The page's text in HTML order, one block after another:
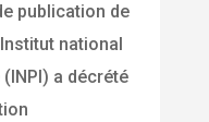
publication de
national
a décrété